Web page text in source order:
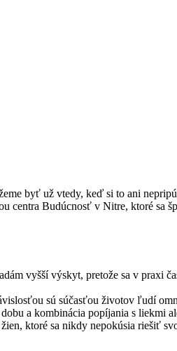
byť už vtedy, keď si to ani
centra Budúcnosť v Nitre, ktoré sa
vyšší výskyt, pretože sa v praxi
sú súčasťou životov ľudí
a kombinácia popíjania s liekmi
ktoré sa nikdy nepokúsia riešiť